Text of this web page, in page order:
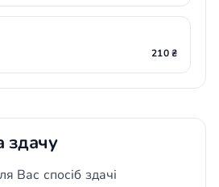
210 ₴
здачу
Вас спосіб здачі